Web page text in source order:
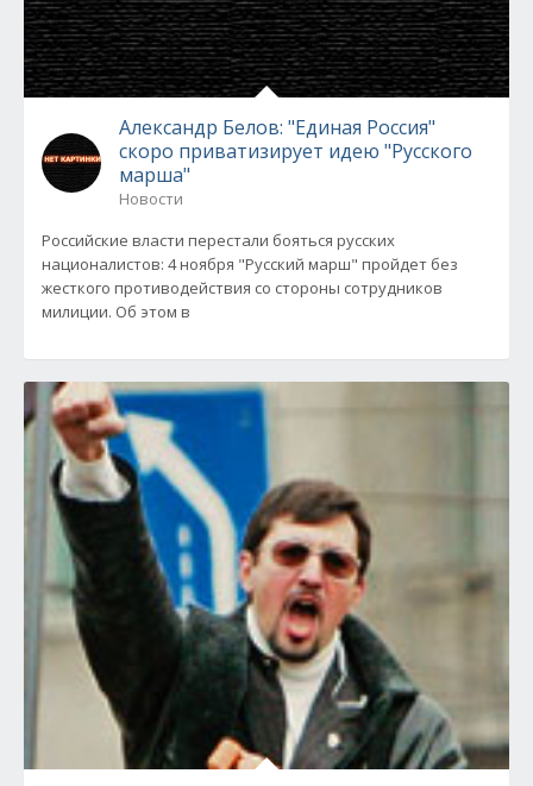
Александр Белов: "Единая Россия"
скоро приватизирует идею "Русского
марша"
Новости
Российские власти перестали бояться русских
националистов: 4 ноября "Русский марш" пройдет без
жесткого противодействия со стороны сотрудников
милиции. Об этом в